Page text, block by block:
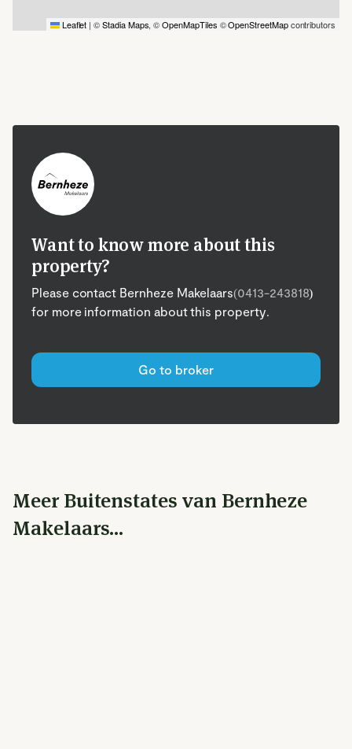
Leaflet | ©Stadia Maps, ©OpenMapTiles ©OpenStreetMapcontributors
Want to know more about this
property?
Please contact Bernheze Makelaars(0413-243818)
for more information about this property.
Go to broker
Meer Buitenstates van Bernheze
Makelaars...